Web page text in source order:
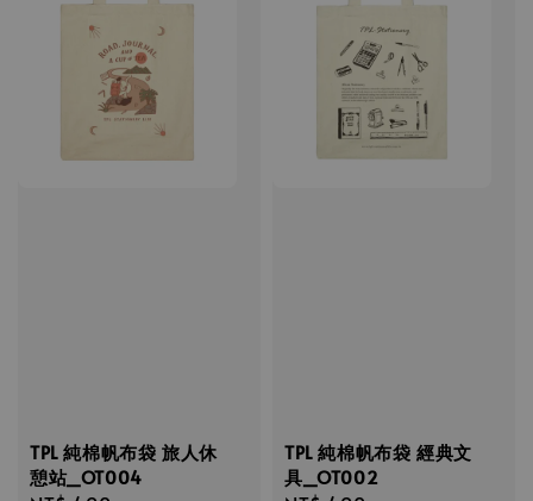
TPL 純棉帆布袋 旅人休
憩站_OT004
TPL 純棉帆布袋 經典文
具_OT002